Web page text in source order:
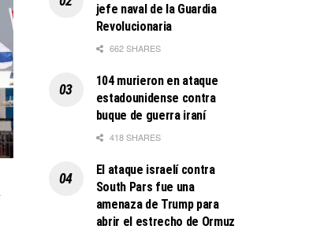
jefe naval de la Guardia
Revolucionaria
662 SHARES
104 murieron en ataque
estadounidense contra
buque de guerra iraní
418 SHARES
El ataque israelí contra
South Pars fue una
amenaza de Trump para
abrir el estrecho de Ormuz